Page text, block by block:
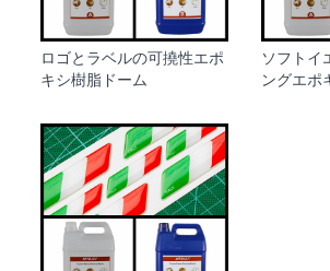
ロゴとラベルの可撓性エポ
キシ樹脂ドーム
ソフトイ
ングエポ